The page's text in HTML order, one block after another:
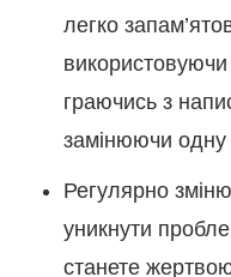
легко
граючись з
замінюючи одну
Регулярно
уникнути
станете